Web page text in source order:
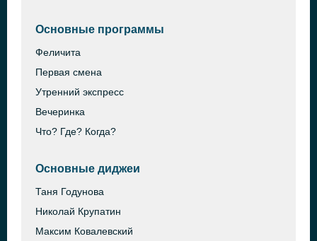
Основные программы
Феличита
Первая смена
Утренний экспресс
Вечеринка
Что? Где? Когда?
Основные диджеи
Таня Годунова
Николай Крупатин
Максим Ковалевский